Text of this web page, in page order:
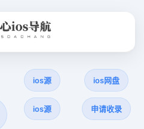
ios源 ios网盘
ios源 申请收录